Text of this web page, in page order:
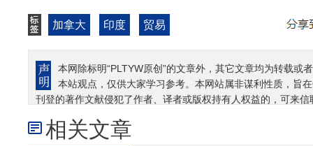
加拿大 印度 贸易
本网除标明“PLTYW原创”的文章外，其它文章均为转载
本站观点，仅供大家学习参考。本网站属非谋利性质，旨
刊登的著作文献侵犯了作者、译者或版权持有人权益的，可来
相关文章